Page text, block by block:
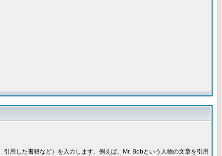
用した書籍など）を入力します。例えば、Mr. Bobという人物の文章を引用